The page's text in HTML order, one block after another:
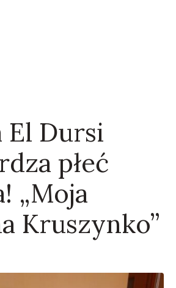
El Dursi
płeć
„Moja
Kruszynko”